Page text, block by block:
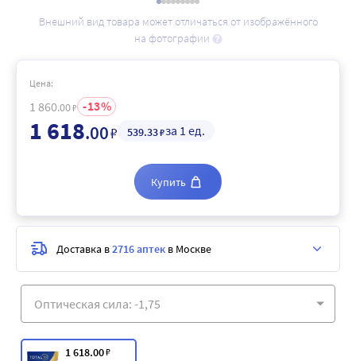
Внешний вид товара может отличаться от изображённого
на фотографии
1 618.00₽
Цена:
1 860.00₽ 13
1 618.00₽ 539.33₽за 1 ед.
Купить
Доставка в2716 аптек в Москве